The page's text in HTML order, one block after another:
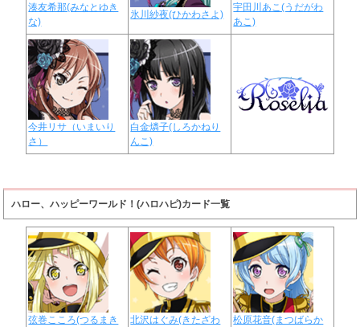
湊友希那(みなとゆき
な)
氷川紗夜(ひかわさよ)
宇田川あこ(うだがわ
あこ)
今井リサ（いまいり
さ）
白金燐子(しろかねり
んこ)
ハロー、ハッピーワールド！(ハロハピ)カード一覧
弦巻こころ(つるまき
北沢はぐみ(きたざわ
松原花音(まつばらか